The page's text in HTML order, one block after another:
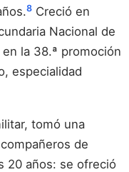
8 Creció en
Nacional de
la 38.ª promoción
especialidad
tomó una
de
20 años: se ofreció